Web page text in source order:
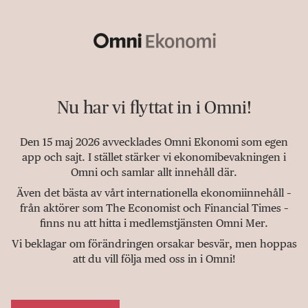
Nu har vi flyttat in i Omni!
Den 15 maj 2026 avvecklades Omni Ekonomi som egen
app och sajt. I stället stärker vi ekonomibevakningen i
Omni och samlar allt innehåll där.
Även det bästa av vårt internationella ekonomiinnehåll –
från aktörer som The Economist och Financial Times –
finns nu att hitta i medlemstjänsten Omni Mer.
Vi beklagar om förändringen orsakar besvär, men hoppas
att du vill följa med oss in i Omni!